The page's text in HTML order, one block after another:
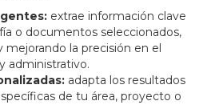
extrae información clave
o documentos seleccionados,
mejorando la precisión en el
administrativo.
adapta los resultados
de tu área, proyecto o